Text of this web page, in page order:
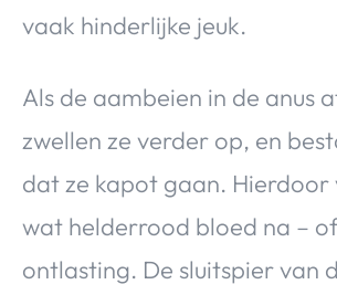
vaak hinderlijke jeuk.
Als de aambeien in de anus
zwellen ze verder op, en
dat ze kapot gaan. Hierdoor
wat helderrood bloed na –
ontlasting. De sluitspier van